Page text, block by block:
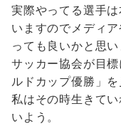
実際やってる選手
いますのでメディ
っても良いかと思い
サッカー協会が目
ルドカップ優勝」を
私はその時生きて
いよう。